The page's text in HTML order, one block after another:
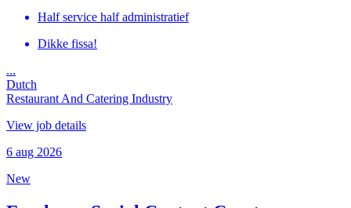
Half service half administratief
Dikke fissa!
...
Dutch
Restaurant And Catering Industry
View job details
6 aug 2026
New